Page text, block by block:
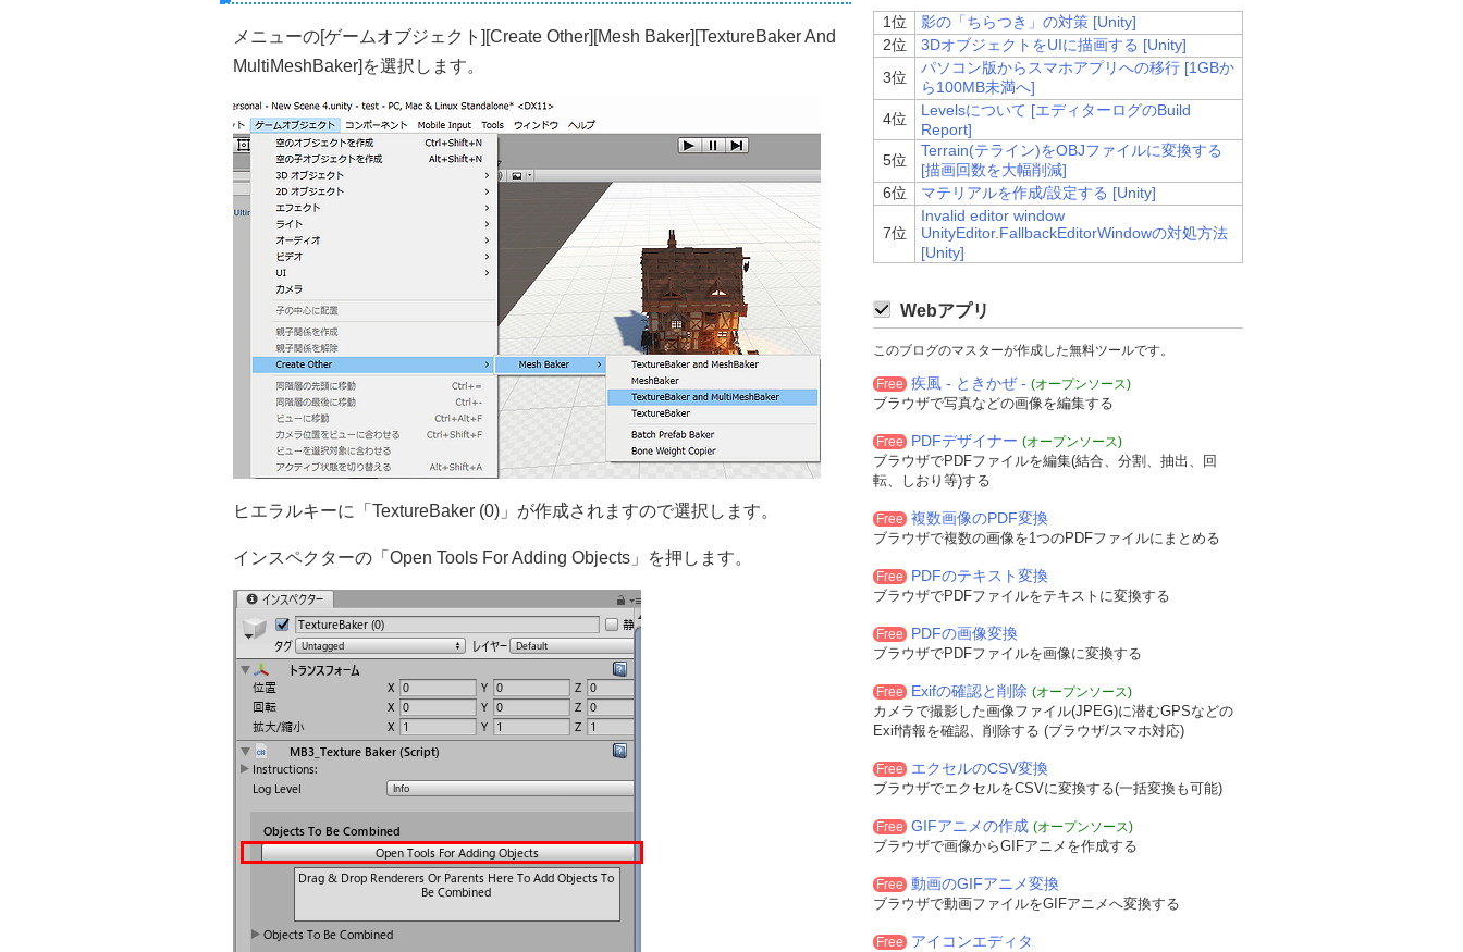
メニューの[ゲームオブジェクト][Create Other][Mesh Baker][TextureBaker And
MultiMeshBaker]を選択します。
ヒエラルキーに「TextureBaker (0)」が作成されますので選択します。
インスペクターの「Open Tools For Adding Objects」を押します。
1位
影の「ちらつき」の対策 [Unity]
2位
3DオブジェクトをUIに描画する [Unity]
3位
パソコン版からスマホアプリへの移行 [1GBか
ら100MB未満へ]
4位
Levelsについて [エディターログのBuild
Report]
5位
Terrain(テライン)をOBJファイルに変換する
[描画回数を大幅削減]
6位
マテリアルを作成/設定する [Unity]
7位
Invalid editor window
UnityEditor.FallbackEditorWindowの対処方法
[Unity]
Webアプリ
このブログのマスターが作成した無料ツールです。
Free 疾風 - ときかぜ - (オープンソース)
ブラウザで写真などの画像を編集する
Free PDFデザイナー (オープンソース)
ブラウザでPDFファイルを編集(結合、分割、抽出、回
転、しおり等)する
Free 複数画像のPDF変換
ブラウザで複数の画像を1つのPDFファイルにまとめる
Free PDFのテキスト変換
ブラウザでPDFファイルをテキストに変換する
Free PDFの画像変換
ブラウザでPDFファイルを画像に変換する
Free Exifの確認と削除 (オープンソース)
カメラで撮影した画像ファイル(JPEG)に潜むGPSなどの
Exif情報を確認、削除する (ブラウザ/スマホ対応)
Free エクセルのCSV変換
ブラウザでエクセルをCSVに変換する(一括変換も可能)
Free GIFアニメの作成 (オープンソース)
ブラウザで画像からGIFアニメを作成する
Free 動画のGIFアニメ変換
ブラウザで動画ファイルをGIFアニメへ変換する
Free アイコンエディタ